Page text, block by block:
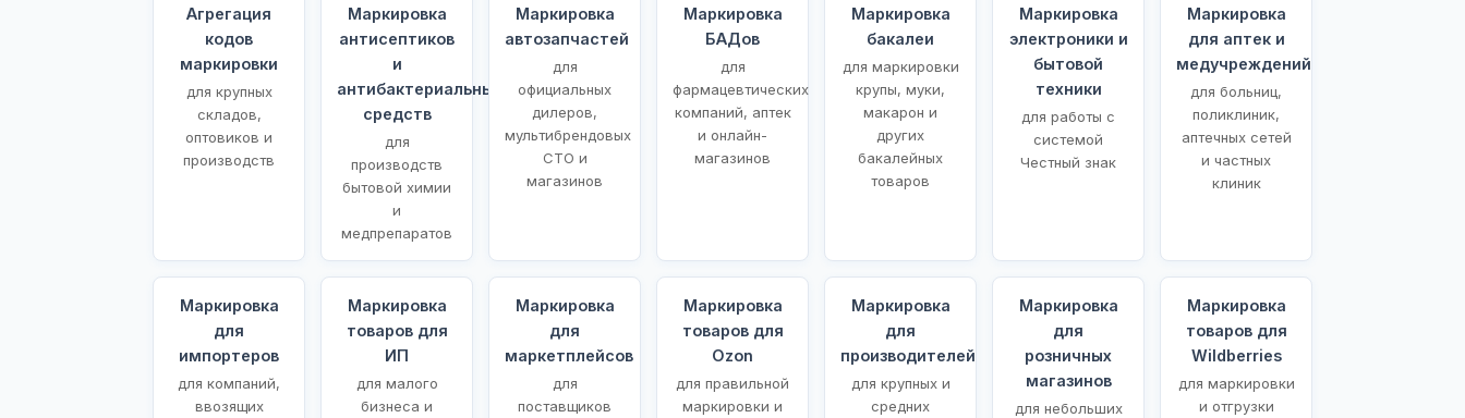
Агрегация
кодов
маркировки
для крупных
складов,
оптовиков и
производств
Маркировка
антисептиков
и
антибактериальных
средств
для
производств
бытовой химии
и
медпрепаратов
Маркировка
автозапчастей
для
официальных
дилеров,
мультибрендовых
СТО и
магазинов
Маркировка
БАДов
для
фармацевтических
компаний, аптек
и онлайн-
магазинов
Маркировка
бакалеи
для маркировки
крупы, муки,
макарон и
других
бакалейных
товаров
Маркировка
электроники и
бытовой
техники
для работы с
системой
Честный знак
Маркировка
для аптек и
медучреждений
для больниц,
поликлиник,
аптечных сетей
и частных
клиник
Маркировка
для
импортеров
для компаний,
ввозящих
Маркировка
товаров для
ИП
для малого
бизнеса и
Маркировка
для
маркетплейсов
для
поставщиков
Маркировка
товаров для
Ozon
для правильной
маркировки и
Маркировка
для
производителей
для крупных и
средних
Маркировка
для
розничных
магазинов
для небольших
Маркировка
товаров для
Wildberries
для маркировки
и отгрузки